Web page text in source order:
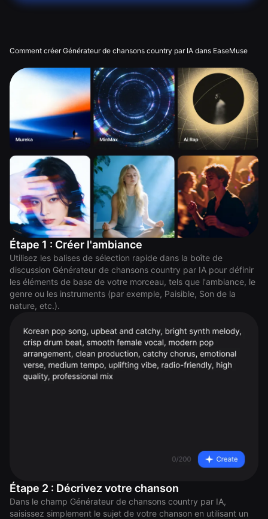
Comment créer Générateur de chansons country par IA dans EaseMuse
Étape 1 : Créer l'ambiance
Utilisez les balises de sélection rapide dans la boîte de
discussion Générateur de chansons country par IA pour définir
les éléments de base de votre morceau, tels que l'ambiance, le
genre ou les instruments (par exemple, Paisible, Son de la
nature, etc.).
Étape 2 : Décrivez votre chanson
Dans le champ Générateur de chansons country par IA,
saisissez simplement le sujet de votre chanson en utilisant un